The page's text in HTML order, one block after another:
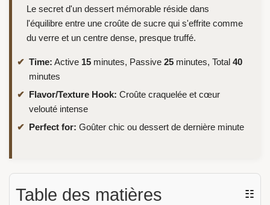
Le secret d'un dessert mémorable réside dans
l'équilibre entre une croûte de sucre qui s'effrite comme
du verre et un centre dense, presque truffé.
Time: Active 15 minutes, Passive 25 minutes, Total 40
minutes
Flavor/Texture Hook: Croûte craquelée et cœur
velouté intense
Perfect for: Goûter chic ou dessert de dernière minute
Table des matières ☷